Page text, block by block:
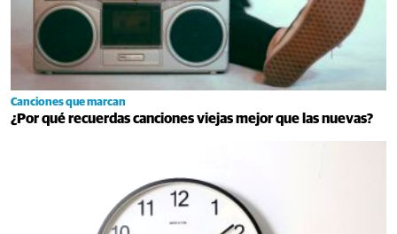
Canciones que marcan
¿Por qué recuerdas canciones viejas mejor que las nuevas?